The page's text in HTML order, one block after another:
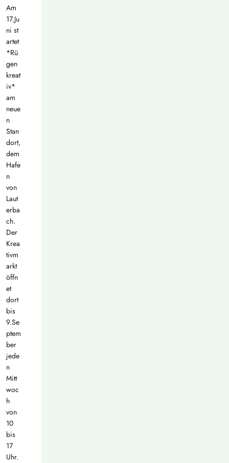
Am
17.Ju
ni st
artet
*Rü
gen
kreat
iv*
am
neue
n
Stan
dort,
dem
Hafe
n
von
Laut
erba
ch.
Der
Krea
tivm
arkt
öffn
et
dort
bis
9.Se
ptem
ber
jede
n
Mitt
woc
h
von
10
bis
17
Uhr.